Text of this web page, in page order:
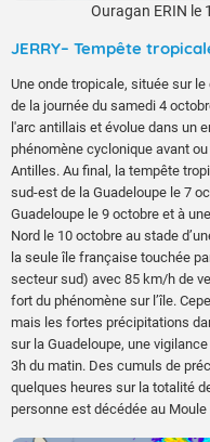
Ouragan ERIN
JERRY– Tempête
Une onde tropicale, située sur
de la journée du samedi 4
l'arc antillais et évolue dans un
phénomène cyclonique avant
Antilles. Au final, la tempête
sud-est de la Guadeloupe le 7
Guadeloupe le 9 octobre et à
Nord le 10 octobre au stade
la seule île française touchée
secteur sud) avec 85 km/h de
fort du phénomène sur l’île.
mais les fortes précipitations
sur la Guadeloupe, une
3h du matin. Des cumuls de
quelques heures sur la totalité
personne est décédée au